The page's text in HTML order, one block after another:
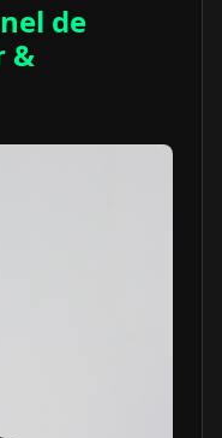
de
&